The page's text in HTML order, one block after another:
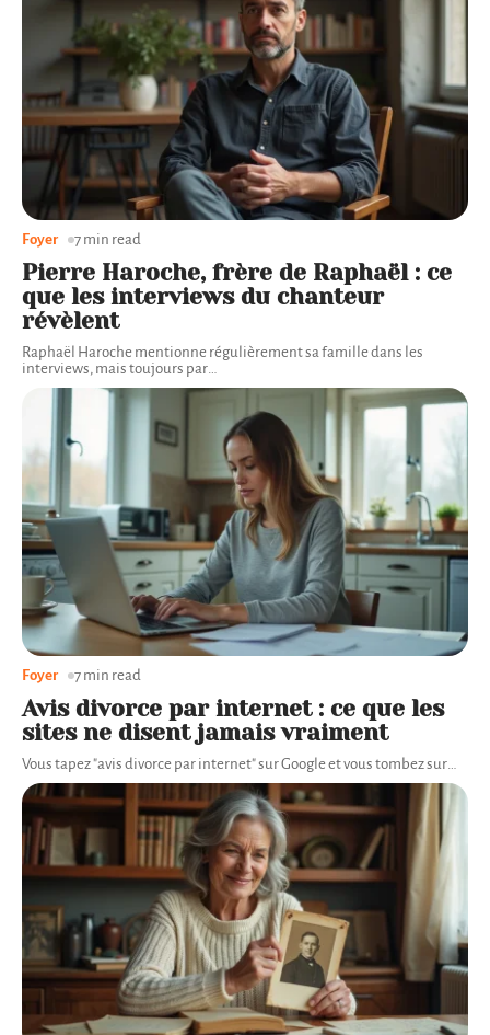
Pierre Haroche, frère de Raphaël : ce
que les interviews du chanteur
révèlent
Raphaël Haroche mentionne régulièrement sa famille dans les
interviews, mais toujours par…
Foyer 7 min read
Avis divorce par internet : ce que les
sites ne disent jamais vraiment
Vous tapez "avis divorce par internet" sur Google et vous tombez sur…
Foyer 7 min read